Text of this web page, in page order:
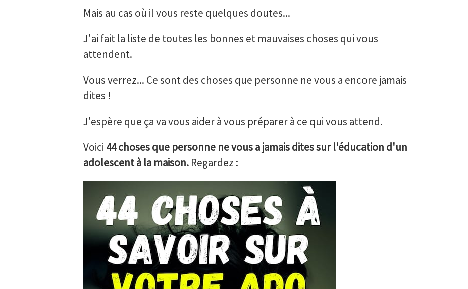
Mais au cas où il vous reste quelques doutes...
J'ai fait la liste de toutes les bonnes et mauvaises choses qui vous
attendent.
Vous verrez... Ce sont des choses que personne ne vous a encore jamais
dites !
J'espère que ça va vous aider à vous préparer à ce qui vous attend.
Voici 44 choses que personne ne vous a jamais dites sur l'éducation d'un
adolescent à la maison.Regardez :